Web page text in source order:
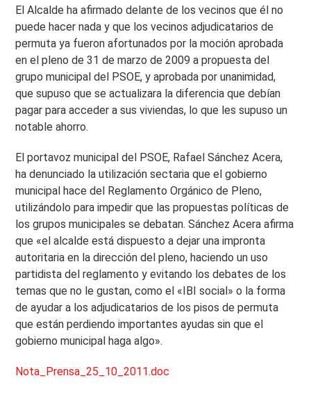
El Alcalde ha afirmado delante de los vecinos que él no
puede hacer nada y que los vecinos adjudicatarios de
permuta ya fueron afortunados por la moción aprobada
en el pleno de 31 de marzo de 2009 a propuesta del
grupo municipal del PSOE, y aprobada por unanimidad,
que supuso que se actualizara la diferencia que debían
pagar para acceder a sus viviendas, lo que les supuso un
notable ahorro.
El portavoz municipal del PSOE, Rafael Sánchez Acera,
ha denunciado la utilización sectaria que el gobierno
municipal hace del Reglamento Orgánico de Pleno,
utilizándolo para impedir que las propuestas políticas de
los grupos municipales se debatan. Sánchez Acera afirma
que «el alcalde está dispuesto a dejar una impronta
autoritaria en la dirección del pleno, haciendo un uso
partidista del reglamento y evitando los debates de los
temas que no le gustan, como el «IBI social» o la forma
de ayudar a los adjudicatarios de los pisos de permuta
que están perdiendo importantes ayudas sin que el
gobierno municipal haga algo».
Nota_Prensa_25_10_2011.doc